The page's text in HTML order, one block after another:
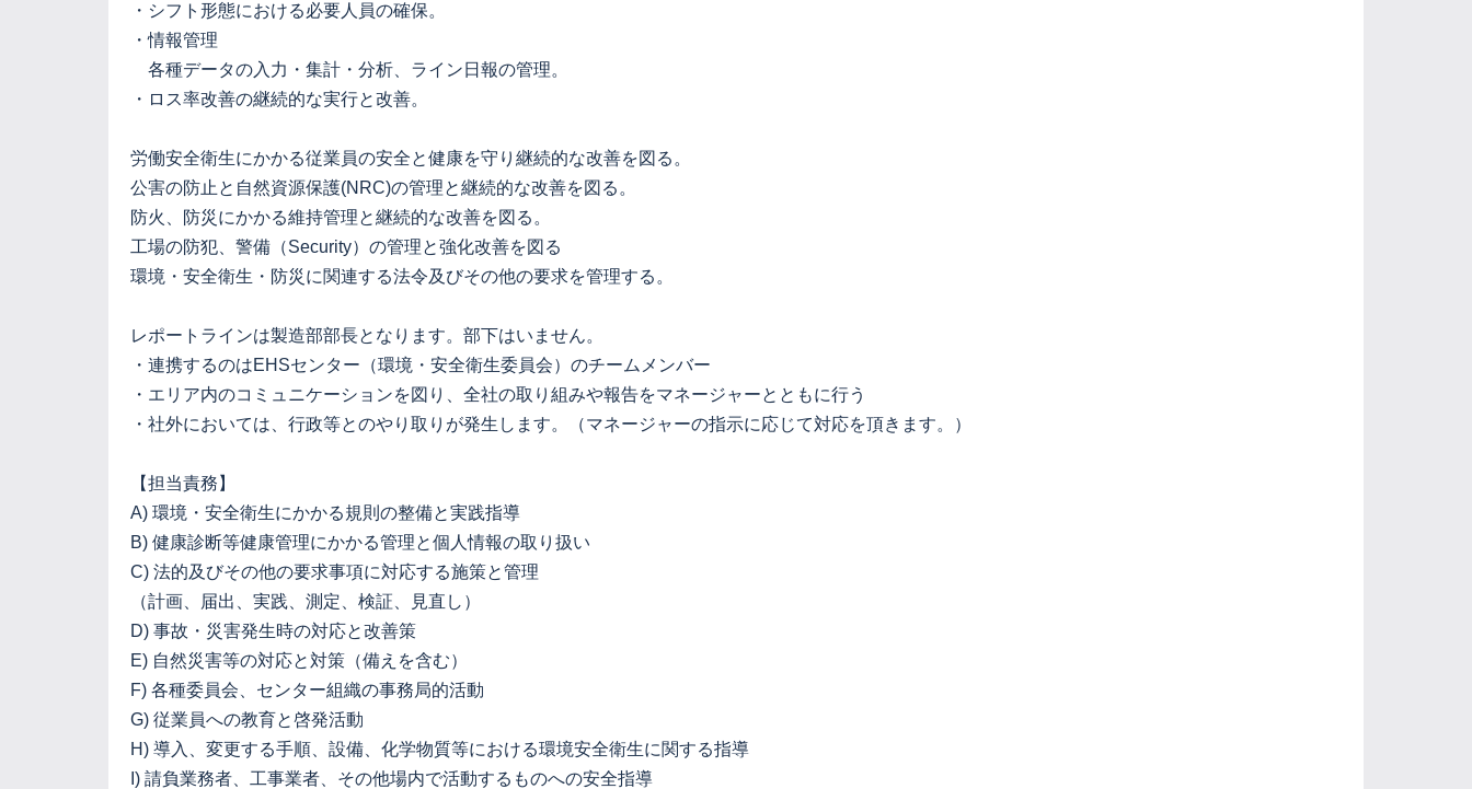
・シフト形態における必要人員の確保。
・情報管理
各種データの入力・集計・分析、ライン日報の管理。
・ロス率改善の継続的な実行と改善。
労働安全衛生にかかる従業員の安全と健康を守り継続的な改善を図る。
公害の防止と自然資源保護(NRC)の管理と継続的な改善を図る。
防火、防災にかかる維持管理と継続的な改善を図る。
工場の防犯、警備（Security）の管理と強化改善を図る
環境・安全衛生・防災に関連する法令及びその他の要求を管理する。
レポートラインは製造部部長となります。部下はいません。
・連携するのはEHSセンター（環境・安全衛生委員会）のチームメンバー
・エリア内のコミュニケーションを図り、全社の取り組みや報告をマネージャーとともに行う
・社外においては、行政等とのやり取りが発生します。（マネージャーの指示に応じて対応を頂きます。）
【担当責務】
A) 環境・安全衛生にかかる規則の整備と実践指導
B) 健康診断等健康管理にかかる管理と個人情報の取り扱い
C) 法的及びその他の要求事項に対応する施策と管理
（計画、届出、実践、測定、検証、見直し）
D) 事故・災害発生時の対応と改善策
E) 自然災害等の対応と対策（備えを含む）
F) 各種委員会、センター組織の事務局的活動
G) 従業員への教育と啓発活動
H) 導入、変更する手順、設備、化学物質等における環境安全衛生に関する指導
I) 請負業務者、工事業者、その他場内で活動するものへの安全指導